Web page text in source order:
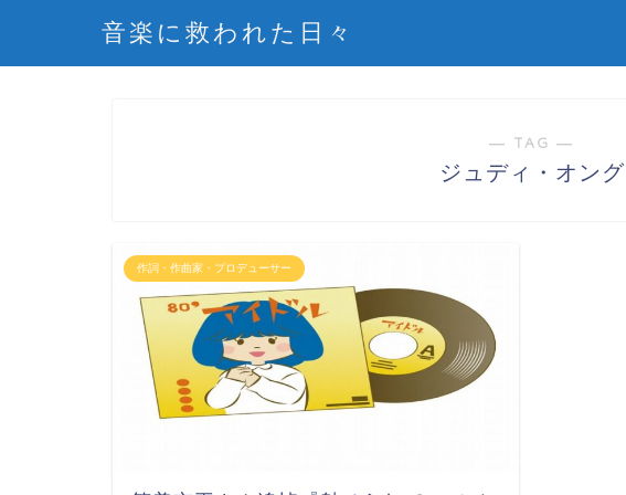
音楽に救われた日々
― TAG ―
ジュディ・オング
作詞・作曲家・プロデューサー